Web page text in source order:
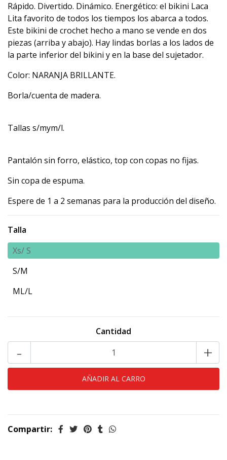
Rápido. Divertido. Dinámico. Energético: el bikini Laca
Lita favorito de todos los tiempos los abarca a todos.
Este bikini de crochet hecho a mano se vende en dos
piezas (arriba y abajo). Hay lindas borlas a los lados de
la parte inferior del bikini y en la base del sujetador.
Color: NARANJA BRILLANTE.
Borla/cuenta de madera.
Tallas s/mym/l.
Pantalón sin forro, elástico, top con copas no fijas.
Sin copa de espuma.
Espere de 1 a 2 semanas para la producción del diseño.
Talla
Xs/ S
S/M
ML/L
Cantidad
- +
Compartir: